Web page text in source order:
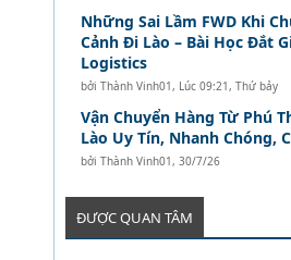
Những Sai Lầm FWD Khi
Cảnh Đi Lào – Bài Học Đắt
Logistics
bởi Thành Vinh01, Lúc 09:21, Thứ bảy
Vận Chuyển Hàng Từ Phú
Lào Uy Tín, Nhanh Chóng,
bởi Thành Vinh01, 30/7/26
ĐƯỢC QUAN TÂM